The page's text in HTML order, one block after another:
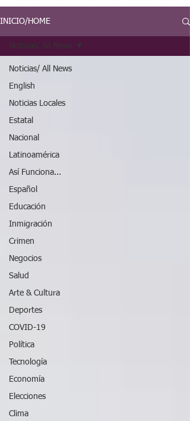
INICIO/HOME
Noticias/ All News
English
Noticias Locales
Estatal
Nacional
Latinoamérica
Así Funciona...
Español
Educación
Inmigración
Crimen
Negocios
Salud
Arte & Cultura
Deportes
COVID-19
Política
Tecnología
Economía
Elecciones
Clima
Noticias/ All News